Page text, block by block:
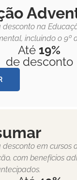
desconto na
incluindo o 9º
Até 19%
de desconto
desconto em cursos
com benefícios